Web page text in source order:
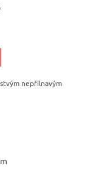
nepřilnavým